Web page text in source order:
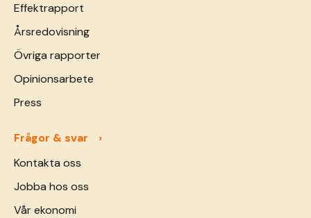
Effektrapport
Årsredovisning
Övriga rapporter
Opinionsarbete
Press
Frågor & svar
Kontakta oss
Jobba hos oss
Vår ekonomi